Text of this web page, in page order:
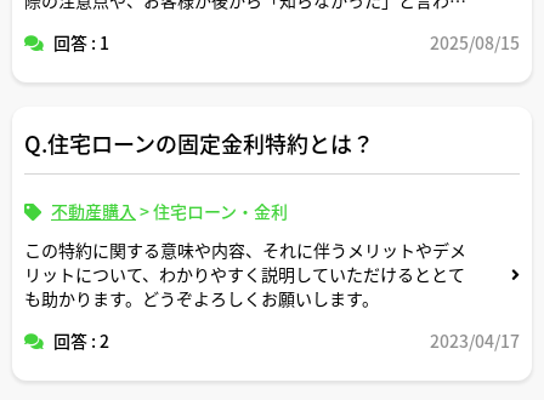
回答 : 1 2025/08/15
Q.住宅ローンの固定金利特約とは？
不動産購入 >住宅ローン・金利
この特約に関する意味や内容、それに伴うメリットやデメ
リットについて、わかりやすく説明していただけるととて
も助かります。どうぞよろしくお願いします。
回答 : 2
2023/04/17